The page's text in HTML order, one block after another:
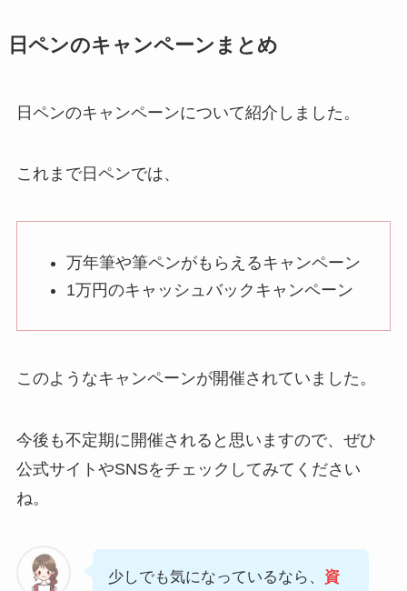
日ペンのキャンペーンまとめ
日ペンのキャンペーンについて紹介しました。
これまで日ペンでは、
万年筆や筆ペンがもらえるキャンペーン
1万円のキャッシュバックキャンペーン
このようなキャンペーンが開催されていました。
今後も不定期に開催されると思いますので、ぜひ
公式サイトやSNSをチェックしてみてください
ね。
少しでも気になっているなら、 資